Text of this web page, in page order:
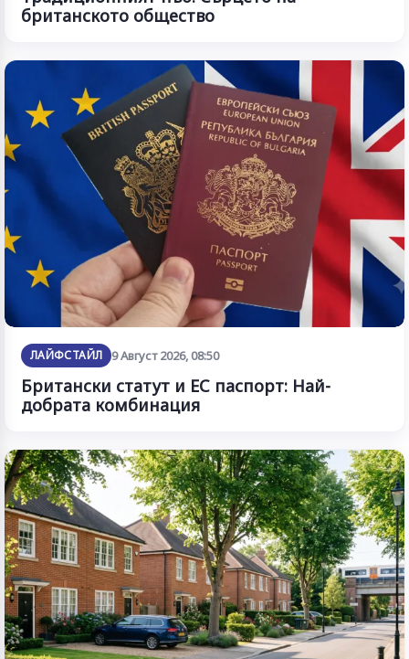
британското общество
ЛАЙФСТАЙЛ 9 Август 2026, 08:50
Британски статут и ЕС паспорт: Най-
добрата комбинация